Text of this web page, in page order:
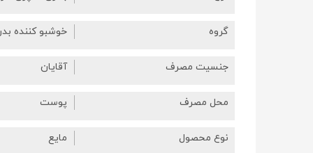
گروه خوشبو کننده
جنسیت مصرف آقایان
محل مصرف پوست
نوع محصول مایع